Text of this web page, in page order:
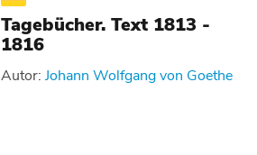
Tagebücher. Text 1813 -
1816
Autor: Johann Wolfgang von Goethe